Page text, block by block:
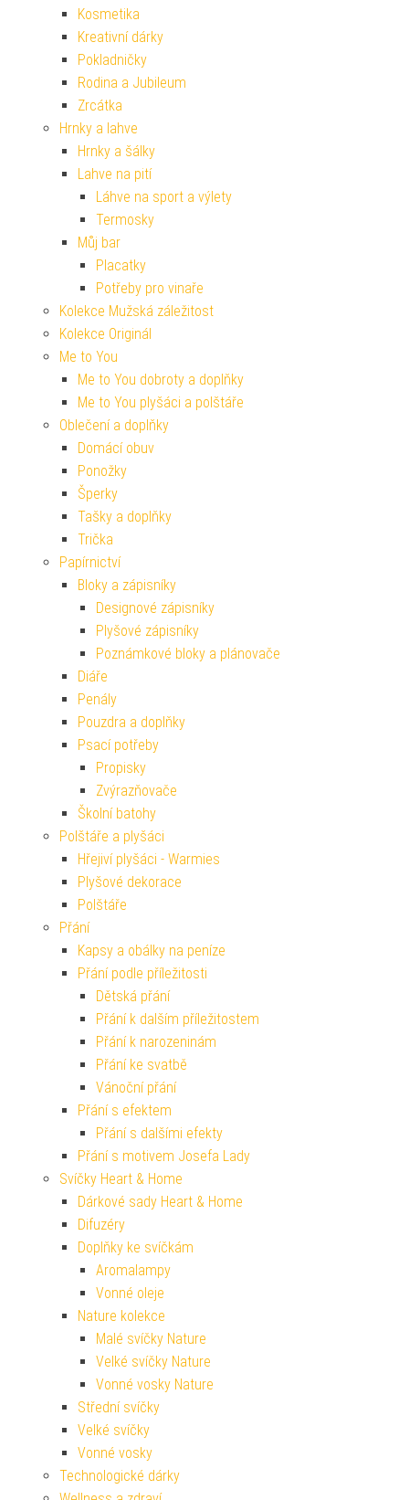
Kosmetika
Kreativní dárky
Pokladničky
Rodina a Jubileum
Zrcátka
Hrnky a lahve
Hrnky a šálky
Lahve na pití
Láhve na sport a výlety
Termosky
Můj bar
Placatky
Potřeby pro vinaře
Kolekce Mužská záležitost
Kolekce Originál
Me to You
Me to You dobroty a doplňky
Me to You plyšáci a polštáře
Oblečení a doplňky
Domácí obuv
Ponožky
Šperky
Tašky a doplňky
Trička
Papírnictví
Bloky a zápisníky
Designové zápisníky
Plyšové zápisníky
Poznámkové bloky a plánovače
Diáře
Penály
Pouzdra a doplňky
Psací potřeby
Propisky
Zvýrazňovače
Školní batohy
Polštáře a plyšáci
Hřejiví plyšáci - Warmies
Plyšové dekorace
Polštáře
Přání
Kapsy a obálky na peníze
Přání podle příležitosti
Dětská přání
Přání k dalším příležitostem
Přání k narozeninám
Přání ke svatbě
Vánoční přání
Přání s efektem
Přání s dalšími efekty
Přání s motivem Josefa Lady
Svíčky Heart & Home
Dárkové sady Heart & Home
Difuzéry
Doplňky ke svíčkám
Aromalampy
Vonné oleje
Nature kolekce
Malé svíčky Nature
Velké svíčky Nature
Vonné vosky Nature
Střední svíčky
Velké svíčky
Vonné vosky
Technologické dárky